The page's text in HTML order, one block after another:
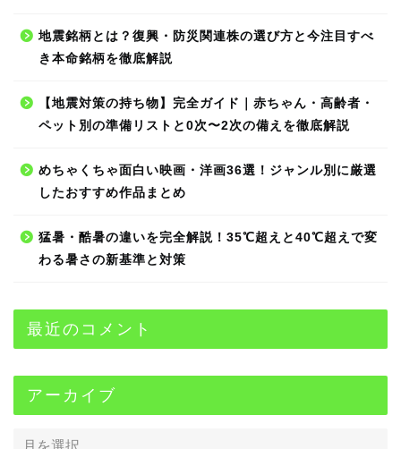
地震銘柄とは？復興・防災関連株の選び方と今注目すべ
き本命銘柄を徹底解説
【地震対策の持ち物】完全ガイド｜赤ちゃん・高齢者・
ペット別の準備リストと0次〜2次の備えを徹底解説
めちゃくちゃ面白い映画・洋画36選！ジャンル別に厳選
したおすすめ作品まとめ
猛暑・酷暑の違いを完全解説！35℃超えと40℃超えで変
わる暑さの新基準と対策
最近のコメント
アーカイブ